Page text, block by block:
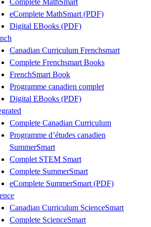
Complete MathSmart
eComplete MathSmart (PDF)
Digital EBooks (PDF)
Canadian Curriculum Frenchsmart
Complete Frenchsmart Books
FrenchSmart Book
Programme canadien complet
Digital EBooks (PDF)
Complete Canadian Curriculum
Programme d’études canadien
SummerSmart
Complet STEM Smart
Complete SummerSmart
eComplete SummerSmart (PDF)
Canadian Curriculum ScienceSmart
Complete ScienceSmart